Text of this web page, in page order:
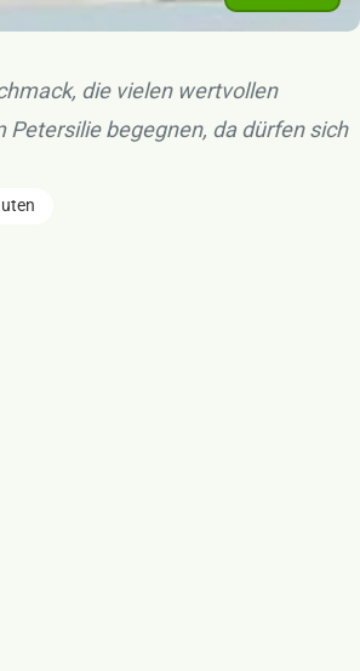
die vielen wertvollen
begegnen, da dürfen sich